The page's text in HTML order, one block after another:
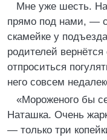
Мне уже шесть.
прямо под нами, —
скамейке у
родителей
отпроситься
него совсем
«Мороженого бы
Наташка. Очень
— только три